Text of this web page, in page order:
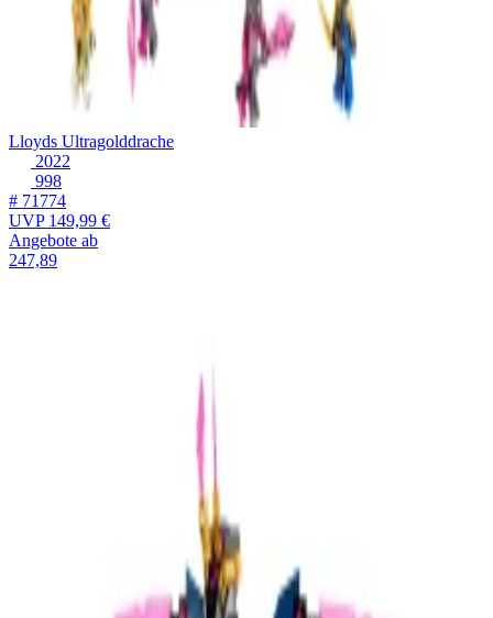
Lloyds Ultragolddrache
2022
998
# 71774
UVP149,99 €
Angebote ab
247,89